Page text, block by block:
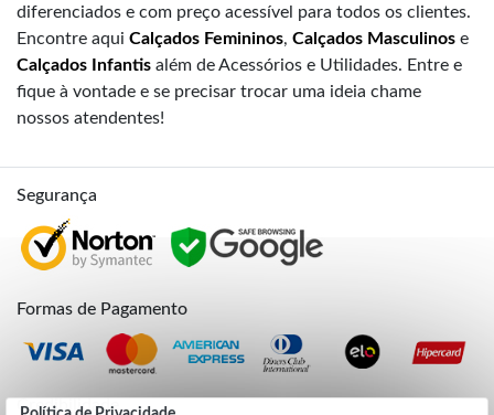
diferenciados e com preço acessível para todos os clientes.
Encontre aqui Calçados Femininos, Calçados Masculinos e
Calçados Infantis além de Acessórios e Utilidades. Entre e
fique à vontade e se precisar trocar uma ideia chame
nossos atendentes!
Segurança
Formas de Pagamento
Credibilidade